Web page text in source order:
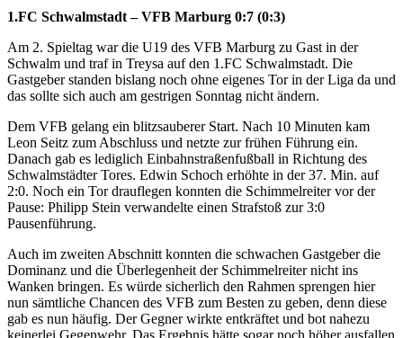
1.FC Schwalmstadt – VFB Marburg 0:7 (0:3)
Am 2. Spieltag war die U19 des VFB Marburg zu Gast in der
Schwalm und traf in Treysa auf den 1.FC Schwalmstadt. Die
Gastgeber standen bislang noch ohne eigenes Tor in der Liga da und
das sollte sich auch am gestrigen Sonntag nicht ändern.
Dem VFB gelang ein blitzsauberer Start. Nach 10 Minuten kam
Leon Seitz zum Abschluss und netzte zur frühen Führung ein.
Danach gab es lediglich Einbahnstraßenfußball in Richtung des
Schwalmstädter Tores. Edwin Schoch erhöhte in der 37. Min. auf
2:0. Noch ein Tor drauflegen konnten die Schimmelreiter vor der
Pause: Philipp Stein verwandelte einen Strafstoß zur 3:0
Pausenführung.
Auch im zweiten Abschnitt konnten die schwachen Gastgeber die
Dominanz und die Überlegenheit der Schimmelreiter nicht ins
Wanken bringen. Es würde sicherlich den Rahmen sprengen hier
nun sämtliche Chancen des VFB zum Besten zu geben, denn diese
gab es nun häufig. Der Gegner wirkte entkräftet und bot nahezu